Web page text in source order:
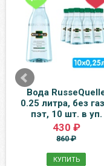
Вода
0.25 литра, без
пэт, 10 шт. в уп.
430 ₽
860 ₽
КУПИТЬ